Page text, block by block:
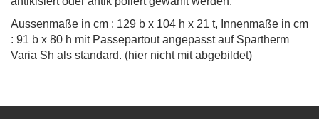
Aussenmaße in cm : 129 b x 104 h x 21 t, Innenmaße in cm
: 91 b x 80 h mit Passepartout angepasst auf Spartherm
Varia Sh als standard. (hier nicht mit abgebildet)